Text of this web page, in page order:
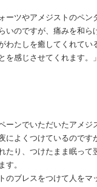
ーツやアメジストのペン
いのですが、痛みを和ら
わたしを癒してくれてい
を感じさせてくれます。」
ーンでいただいたアメジ
によくつけているのです
たり、つけたまま眠って
す。
のブレスをつけて人をマ